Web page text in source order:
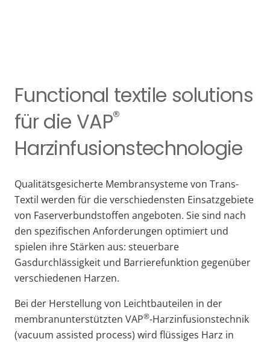
Functional textile solutions
für die VAP®
Harzinfusionstechnologie
Qualitätsgesicherte Membransysteme von Trans-
Textil werden für die verschiedensten Einsatzgebiete
von Faserverbundstoffen angeboten. Sie sind nach
den spezifischen Anforderungen optimiert und
spielen ihre Stärken aus: steuerbare
Gasdurchlässigkeit und Barrierefunktion gegenüber
verschiedenen Harzen.
Bei der Herstellung von Leichtbauteilen in der
membranunterstützten VAP®-Harzinfusionstechnik
(vacuum assisted process) wird flüssiges Harz in